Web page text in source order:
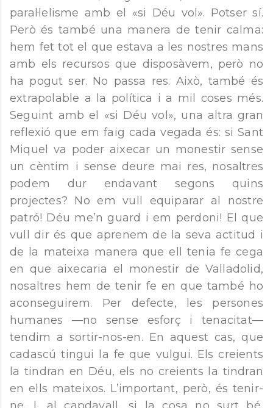
paral·lelisme amb el «si Déu vol». Potser sí.
Però és també una manera de tenir calma:
hem fet tot el que estava a les nostres mans
amb els recursos que disposàvem, però no
ha pogut ser. No passa res. Això, també és
extrapolable a la política i a mil coses més.
Seguint amb el «si Déu vol», una altra gran
reflexió que em faig cada vegada és: si Sant
Miquel va poder aixecar un monestir sense
un cèntim i sense deure mai res, nosaltres
podem dur endavant segons quins
projectes? No em vull equiparar al nostre
patró! Déu me’n guard i em perdoni! El que
vull dir és que aprenem de la seva actitud i
de la mateixa manera que ell tenia fe cega
en que aixecaria el monestir de Valladolid,
nosaltres hem de tenir fe en que també ho
aconseguirem. Per defecte, les persones
humanes —no sense esforç i tenacitat—
tendim a sortir-nos-en. En aquest cas, que
cadascú tingui la fe que vulgui. Els creients
la tindran en Déu, els no creients la tindran
en ells mateixos. L’important, però, és tenir-